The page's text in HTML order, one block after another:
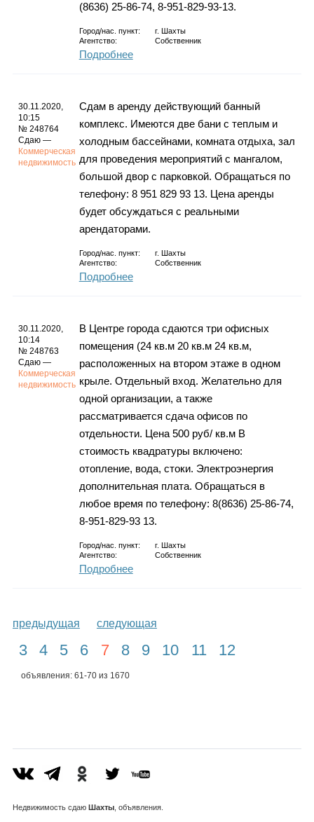
(8636) 25-86-74, 8-951-829-93-13.
Город/нас. пункт: г.
Шахты
Агентство:
Собственник
Подробнее
30.11.2020,
10:15
№ 248764
Сдаю —
Коммерческая
недвижимость
Сдам в аренду действующий банный
комплекс. Имеются две бани с теплым и
холодным бассейнами, комната отдыха, зал
для проведения мероприятий с мангалом,
большой двор с парковкой. Обращаться по
телефону: 8 951 829 93 13. Цена аренды
будет обсуждаться с реальными
арендаторами.
Город/нас. пункт: г.
Шахты
Агентство:
Собственник
Подробнее
30.11.2020,
10:14
№ 248763
Сдаю —
Коммерческая
недвижимость
В Центре города сдаются три офисных
помещения (24 кв.м 20 кв.м 24 кв.м,
расположенных на втором этаже в одном
крыле. Отдельный вход. Желательно для
одной организации, а также
рассматривается сдача офисов по
отдельности. Цена 500 руб/ кв.м В
стоимость квадратуры включено:
отопление, вода, стоки. Электроэнергия
дополнительная плата. Обращаться в
любое время по телефону: 8(8636) 25-86-74,
8-951-829-93 13.
Город/нас. пункт: г.
Шахты
Агентство:
Собственник
Подробнее
предыдущая следующая
3 4 5 6 7 8 9 10 11 12
объявления: 61-70 из 1670
Недвижимость сдаю Шахты, объявления.